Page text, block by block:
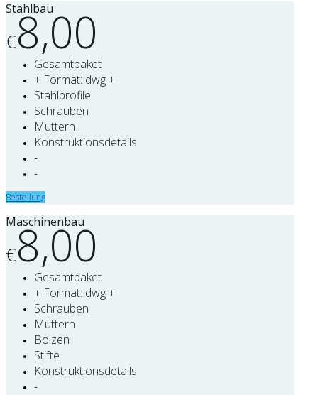
Stahlbau
€8,00
Gesamtpaket
+ Format: dwg +
Stahlprofile
Schrauben
Muttern
Konstruktionsdetails
-
-
Bestellung
Maschinenbau
€8,00
Gesamtpaket
+ Format: dwg +
Schrauben
Muttern
Bolzen
Stifte
Konstruktionsdetails
-